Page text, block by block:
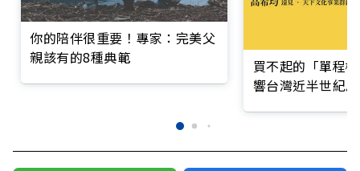
你的陪伴很重要！專家：完美父
親該有的8種典範
買不起的「單程
響台灣近半世紀